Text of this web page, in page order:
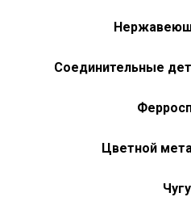
Соединительные
Цветной